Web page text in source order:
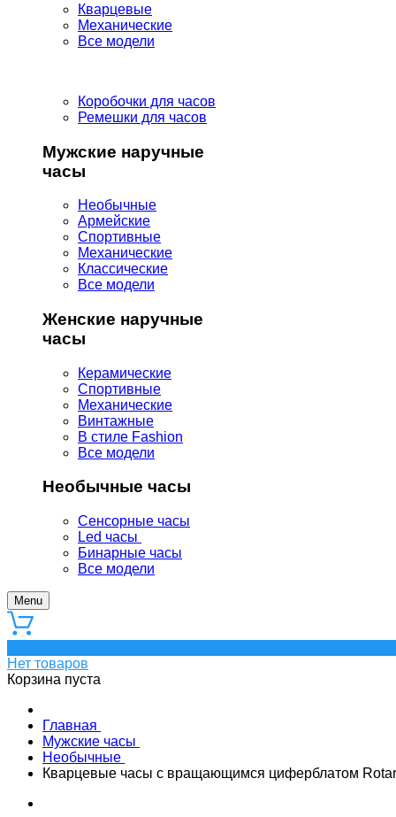
Кварцевые
Механические
Все модели
Коробочки для часов
Ремешки для часов
Мужские наручные
часы
Необычные
Армейские
Спортивные
Механические
Классические
Все модели
Женские наручные
часы
Керамические
Спортивные
Механические
Винтажные
В стиле Fashion
Все модели
Необычные часы
Сенсорные часы
Led часы
Бинарные часы
Все модели
Menu
Нет товаров
Корзина пуста
Главная
Мужские часы
Необычные
Кварцевые часы с вращающимся циферблатом